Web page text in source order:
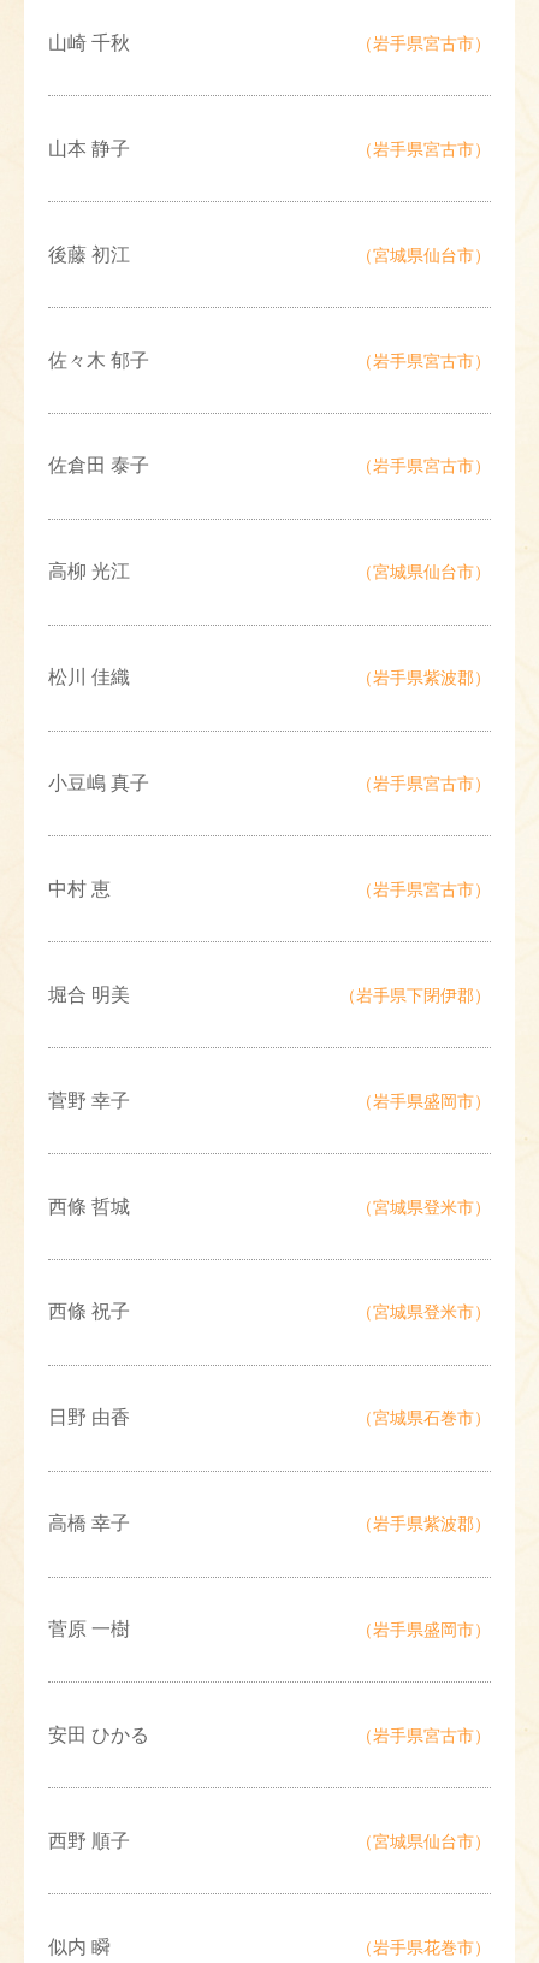
山崎 千秋 （岩手県宮古市）
山本 静子 （岩手県宮古市）
後藤 初江 （宮城県仙台市）
佐々木 郁子 （岩手県宮古市）
佐倉田 泰子 （岩手県宮古市）
高柳 光江 （宮城県仙台市）
松川 佳織 （岩手県紫波郡）
小豆嶋 真子 （岩手県宮古市）
中村 恵 （岩手県宮古市）
堀合 明美 （岩手県下閉伊郡）
菅野 幸子 （岩手県盛岡市）
西條 哲城 （宮城県登米市）
西條 祝子 （宮城県登米市）
日野 由香 （宮城県石巻市）
高橋 幸子 （岩手県紫波郡）
菅原 一樹 （岩手県盛岡市）
安田 ひかる （岩手県宮古市）
西野 順子 （宮城県仙台市）
似内 瞬 （岩手県花巻市）